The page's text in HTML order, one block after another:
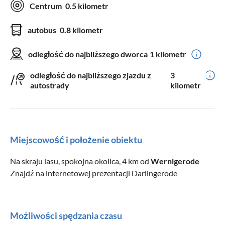
Centrum 0.5 kilometr
autobus 0.8 kilometr
odległość do najbliższego dworca 1 kilometr
odległość do najbliższego zjazdu z
autostrady
3
kilometr
Miejscowość i położenie obiektu
Na skraju lasu, spokojna okolica, 4 km od Wernigerode
Znajdź na internetowej prezentacji Darlingerode
Możliwości spędzania czasu